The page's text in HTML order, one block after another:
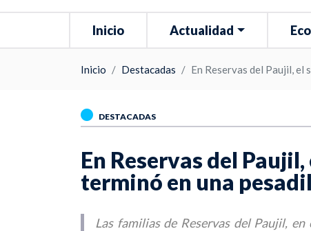
Inicio Actualidad
Inicio Destacadas En Reservas del Paujil, el
DESTACADAS
En Reservas del
terminó en una
Las familias de Reservas del Paujil,